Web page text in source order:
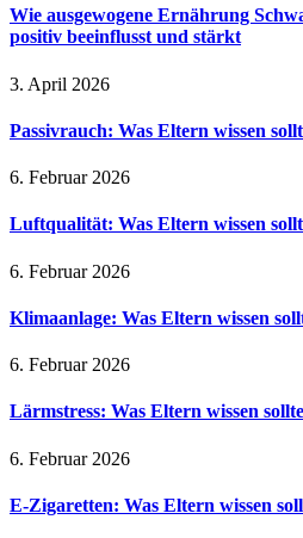
Wie ausgewogene Ernährung
positiv beeinflusst und stärkt
3. April 2026
Passivrauch: Was Eltern wissen
6. Februar 2026
Luftqualität: Was Eltern wissen
6. Februar 2026
Klimaanlage: Was Eltern wissen
6. Februar 2026
Lärmstress: Was Eltern wissen
6. Februar 2026
E-Zigaretten: Was Eltern wissen